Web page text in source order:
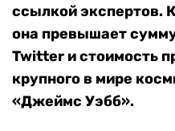
ссылкой экспертов.
она превышает
Twitter и стоимость
крупного в мире
«Джеймс Уэбб».